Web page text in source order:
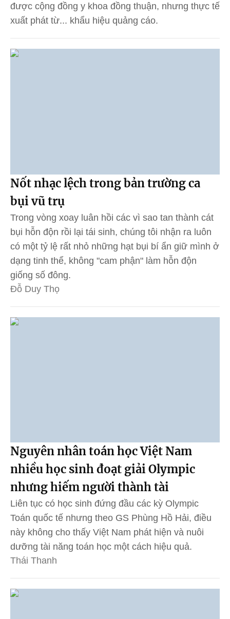
được cộng đồng y khoa đồng thuận, nhưng thực tế
xuất phát từ... khẩu hiệu quảng cáo.
Nốt nhạc lệch trong bản trường ca
bụi vũ trụ
Trong vòng xoay luân hồi các vì sao tan thành cát
bụi hỗn độn rồi lại tái sinh, chúng tôi nhận ra luôn
có một tỷ lệ rất nhỏ những hạt bụi bí ẩn giữ mình ở
dạng tinh thể, không "cam phận" làm hỗn độn
giống số đông.
Đỗ Duy Thọ
Nguyên nhân toán học Việt Nam
nhiều học sinh đoạt giải Olympic
nhưng hiếm người thành tài
Liên tục có học sinh đứng đầu các kỳ Olympic
Toán quốc tế nhưng theo GS Phùng Hồ Hải, điều
này không cho thấy Việt Nam phát hiện và nuôi
dưỡng tài năng toán học một cách hiệu quả.
Thái Thanh